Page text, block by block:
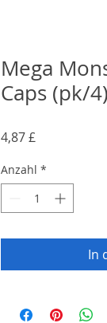
Mega
Caps (pk/4)
4,87 £
Anzahl *
In